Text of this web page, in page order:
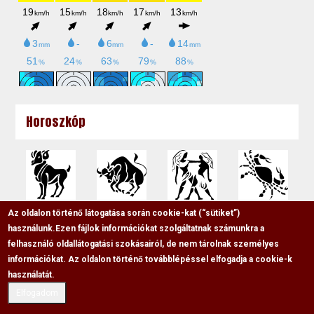
Horoszkóp
Az oldalon történő látogatása során cookie-kat (“sütiket”)
használunk. Ezen fájlok információkat szolgáltatnak számunkra a
felhasználó oldallátogatási szokásairól, de nem tárolnak személyes
információkat. Az oldalon történő továbblépéssel elfogadja a cookie-k
használatát.